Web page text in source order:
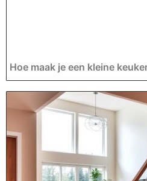
Hoe maak je een kleine